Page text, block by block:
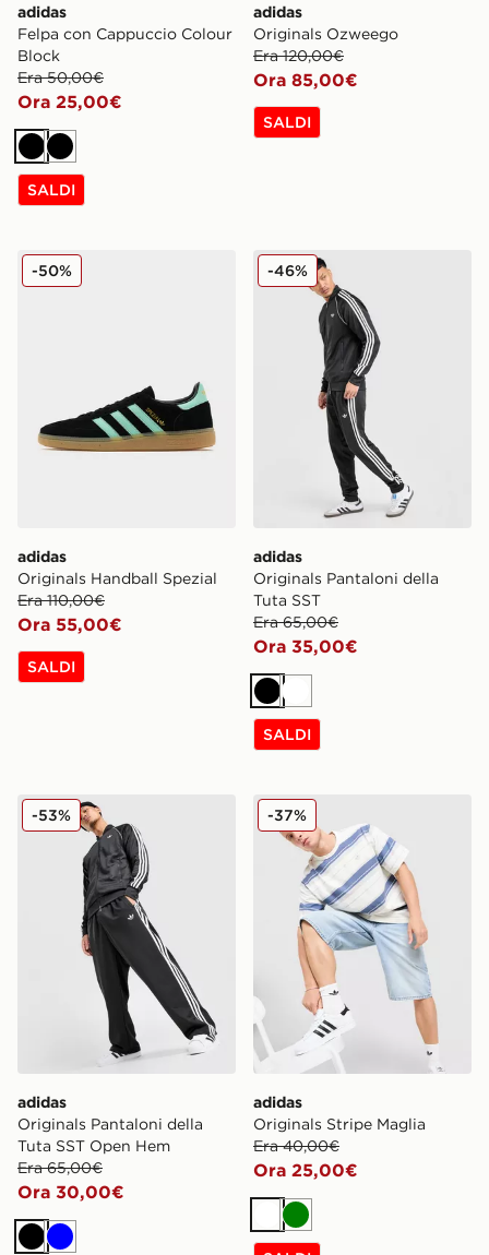
adidas
Felpa con Cappuccio Colour
Block
Era 50,00€
Ora 25,00€
NeroNero
SALDI
adidas
Originals Ozweego
Era 120,00€
Ora 85,00€
SALDI
adidas Originals Handball Spezial
adidas
Originals Handball Spezial
Era 110,00€
Ora 55,00€
-50%
SALDI
adidas Originals Pantaloni
adidas
Originals Pantaloni della
Tuta SST
Era 65,00€
Ora 35,00€
-46%
NeroBianco
SALDI
adidas Originals Pantaloni della Tuta SST Open Hem
adidas
Originals Pantaloni della
Tuta SST Open Hem
Era 65,00€
Ora 30,00€
-53%
Nero
Blu
adidas Originals Stripe
adidas
Originals Stripe Maglia
Era 40,00€
Ora 25,00€
-37%
BiancoVerde